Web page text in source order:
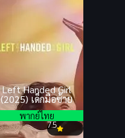
Left Handed Girl
(2025) เด็กมือซ้าย
7.5
พากย์ไทย